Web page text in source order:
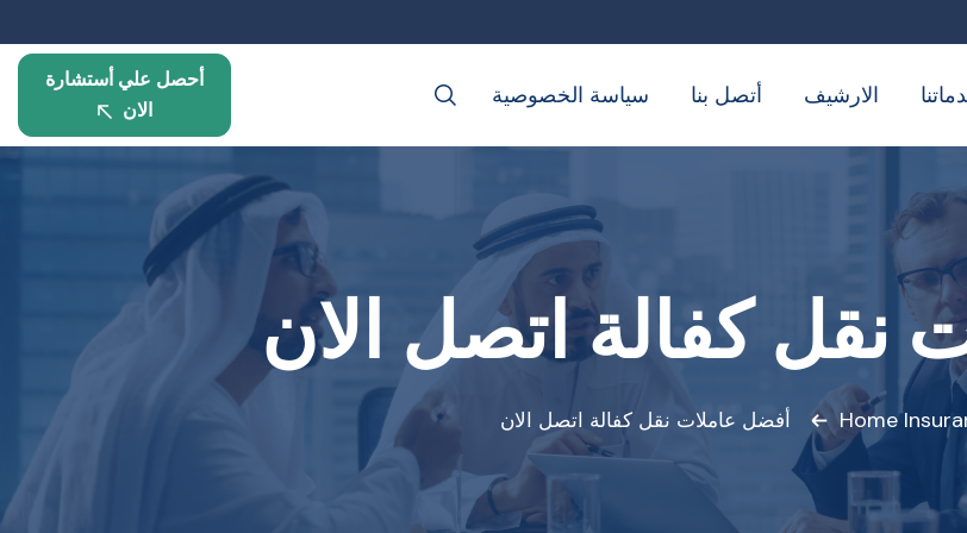
الارشيف أتصل بنا سياسة الخصوصية
أحصل علي أستشارة
الان
نقل كفالة اتصل الان
Home أفضل عاملات نقل كفالة اتصل الان